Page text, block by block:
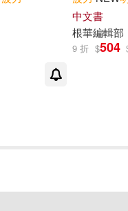
中文書
根華編輯部
9 折 $504